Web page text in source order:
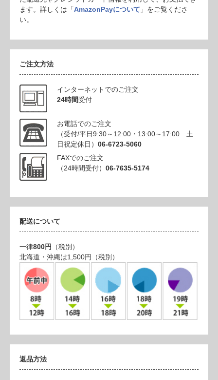
ます。詳しくは「AmazonPayについて 」をご覧くださ
い。
ご注文方法
インターネットでのご注文
24時間受付
お電話でのご注文
（受付/平日9:30～12:00・13:00～17:00 土
日祝定休日） 06-6723-5060
FAXでのご注文
（24時間受付） 06-7635-5174
配送について
一律800円 （税別）
北海道・沖縄は1,500円（税別）
返品方法